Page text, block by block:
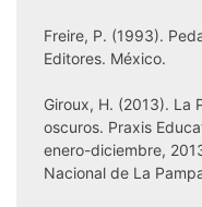
Freire, P. (1993).
Editores. México.
Giroux, H. (2013). La
oscuros. Praxis
enero-diciembre,
Nacional de La